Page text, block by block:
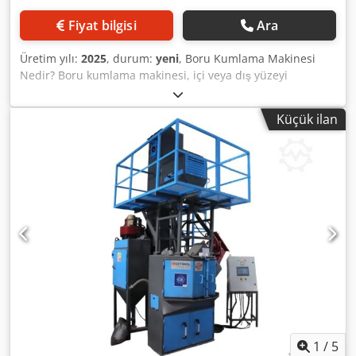
9 3.000 x 1.500 16 x Ø 400 SK - 10 4.000 x 2000 22 x Ø 400
Fiyat bilgisi Ara
Üretim yılı: 2025, durum: yeni, Boru Kumlama Makinesi
Nedir? Boru kumlama makinesi, içi veya dış yüzeyi
silindirik (boru şeklinde) olan metal parçaların yüzey
temizliği, pürüzlendirme veya kaplama öncesi hazırlık
işlemlerinde kullanılan özel bir yüzey işleme ekipmanıdır.
Bu makineler, boruların pas, oksit, çapak ve boya
kalıntılarından arındırılması amacıyla yüksek hızlı aşındırıcı
(bilye, kum veya granül) püskürtme yöntemiyle çalışır. ⚙️
Çalışma Prensibi Yükleme: Borular, makaralı veya silindirik
taşıyıcı sistem üzerine yerleştirilir. Taşıma: Borular,
konveyör hattı veya rulolu sistem ile otomatik olarak
kumlama kabinine taşınır. Kumlama İşlemi: Kabin içinde
yer alan yüksek hızlı türbinler, borunun yüzeyine çelik
bilye veya aşındırıcı tanecikleri püskürtür. Bu işlem
sırasında boru döner ve ilerler, böylece her noktası eşit
şekilde temizlenir. Temizlik ve Geri Kazanım: Kullanılan
aşındırıcı, otomatik sistemle toplanır, filtrelenir ve yeniden
kullanılır. Toz ve kir, endüstriyel filtreleme sistemi
Küçük ilan
1 / 5